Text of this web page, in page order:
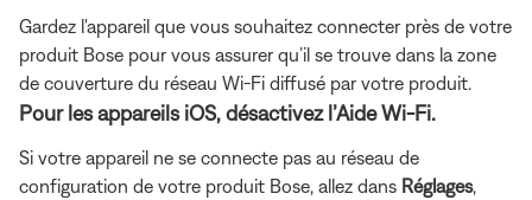
Gardez l'appareil que vous souhaitez connecter près de votre
produit Bose pour vous assurer qu’il se trouve dans la zone
de couverture du réseau Wi-Fi diffusé par votre produit.
Pour les appareils iOS, désactivez l’Aide Wi-Fi.
Si votre appareil ne se connecte pas au réseau de
configuration de votre produit Bose, allez dans Réglages,